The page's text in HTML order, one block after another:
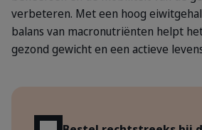
verbeteren. Met een hoog
balans van macronutriënten helpt
gezond gewicht en een actieve